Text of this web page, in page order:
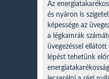
Az
és nyáron is
képessége az
a légkamrák
üvegezéssel
lépést tehetünk